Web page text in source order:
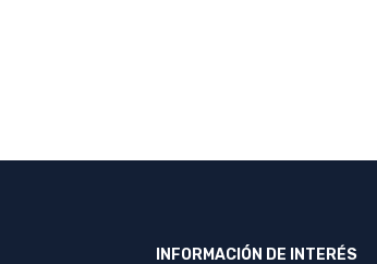
INFORMACIÓN DE INTERÉS